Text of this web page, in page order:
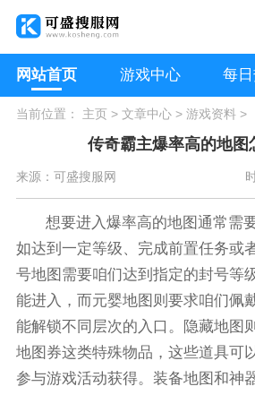
网站首页 游戏中心 每
当前位置： 主页> 文章中心> 游戏资料>
传奇霸主爆率高的地图
来源：可盛搜服网
想要进入爆率高的地图通常需
如达到一定等级、完成前置任务或
号地图需要咱们达到指定的封号等
能进入，而元婴地图则要求咱们佩
能解锁不同层次的入口。隐藏地图
地图券这类特殊物品，这些道具可
参与游戏活动获得。装备地图和神